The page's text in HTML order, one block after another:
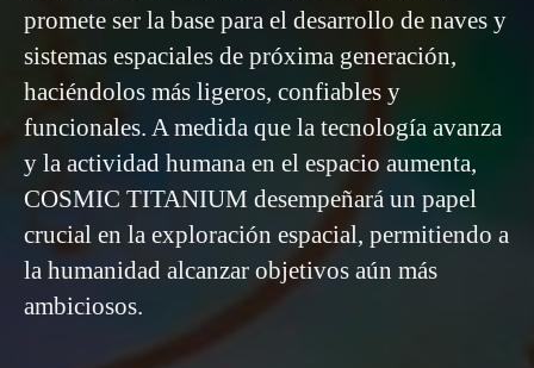
promete ser la base para el desarrollo de naves y
sistemas espaciales de próxima generación,
haciéndolos más ligeros, confiables y
funcionales. A medida que la tecnología avanza
y la actividad humana en el espacio aumenta,
COSMIC TITANIUM desempeñará un papel
crucial en la exploración espacial, permitiendo a
la humanidad alcanzar objetivos aún más
ambiciosos.